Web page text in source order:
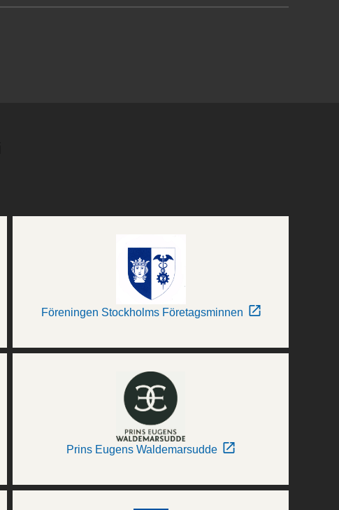
Föreningen Stockholms Företagsminnen
Prins Eugens Waldemarsudde